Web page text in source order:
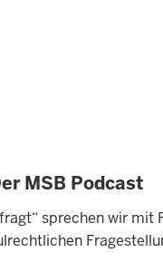
MSB Podcast
sprechen wir